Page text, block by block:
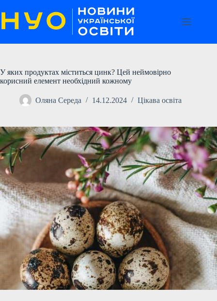
до
вмісту
У яких продуктах міститься цинк? Цей неймовірно
корисний елемент необхідний кожному
Оляна Середа 14.12.2024 Цікава освіта